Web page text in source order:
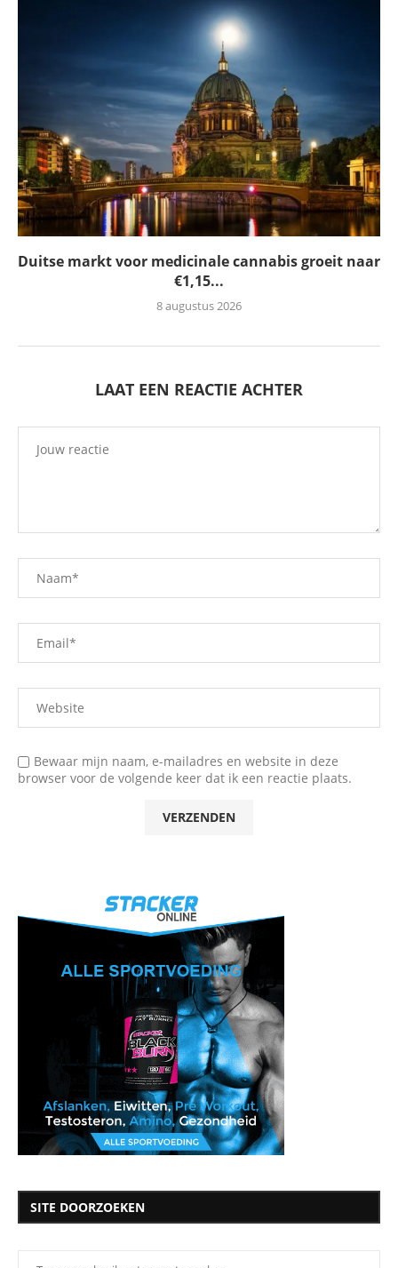
Duitse markt voor medicinale cannabis groeit naar
€1,15...
8 augustus 2026
LAAT EEN REACTIE ACHTER
Bewaar mijn naam, e-mailadres en website in deze
browser voor de volgende keer dat ik een reactie plaats.
SITE DOORZOEKEN